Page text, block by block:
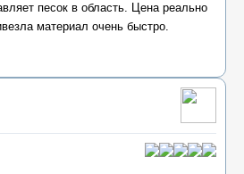
песок в область. Цена реально
материал очень быстро.